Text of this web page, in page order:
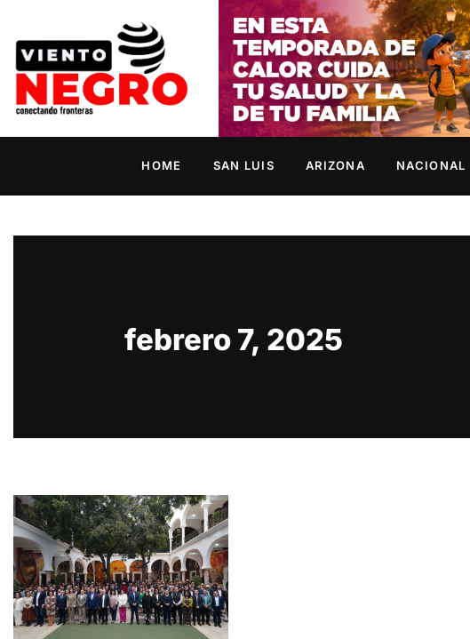
HOME SAN LUIS ARIZONA NACIONAL
febrero 7, 2025